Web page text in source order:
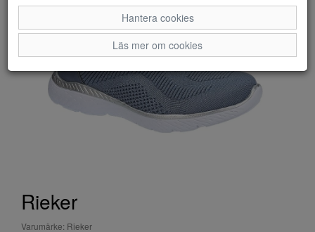
Rieker
Varumärke: Rieker
Hantera cookies
Läs mer om cookies